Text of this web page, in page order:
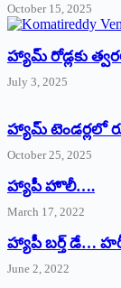
October 15, 2025
హ్యామ్‌ రోడ్లకు
July 3, 2025
హ్యామ్‌ ‌టెండర్లలో
October 25, 2025
హ్యాపీ హొలీ….
March 17, 2022
హ్యాపీ బర్త్ ‌డే…
June 2, 2022